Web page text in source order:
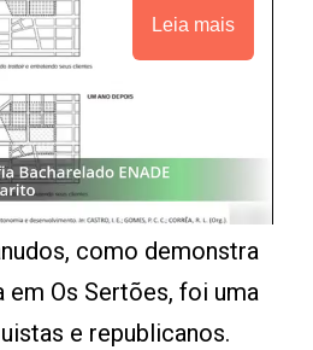
Leia mais
como demonstra
em Os Sertões, foi uma
e republicanos.